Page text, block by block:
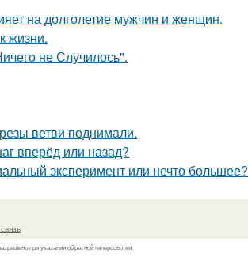
на долголетие мужчин и женщин.
жизни.
не Случилось".
ветви поднимали.
вперёд или назад?
эксперимент или нечто большее?
при указании обратной гиперссылки.